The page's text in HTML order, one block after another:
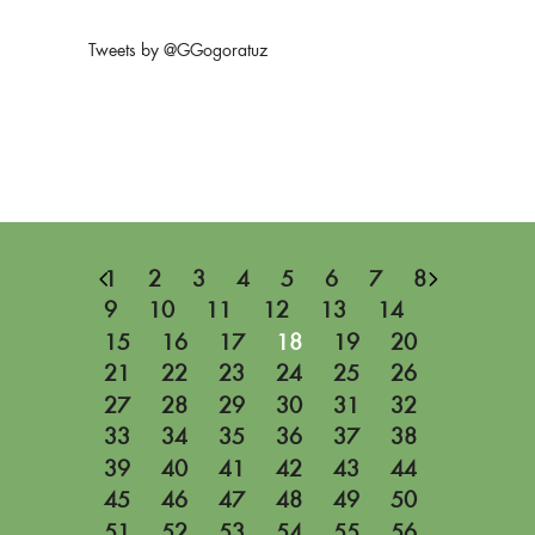
Tweets by @GGogoratuz
1 2 3 4 5 6 7
8
9
10 11 12 13
14
15
16 17 18 19
20
21
22 23 24 25
26
27
28 29 30 31
32
33
34 35 36 37
38
39
40 41 42 43
44
45
46 47 48 49
50